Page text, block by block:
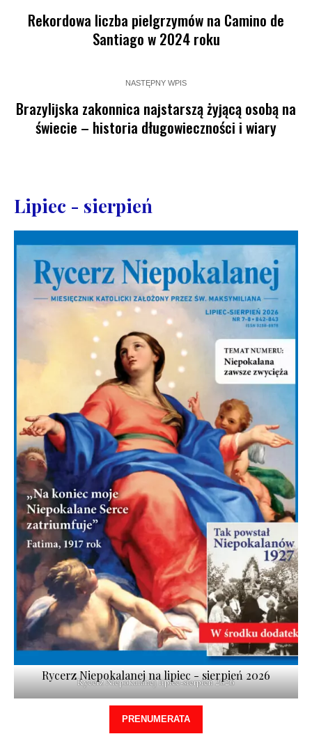
Rekordowa liczba pielgrzymów na Camino de
Santiago w 2024 roku
NASTĘPNY WPIS
Brazylijska zakonnica najstarszą żyjącą osobą na
świecie – historia długowieczności i wiary
Lipiec - sierpień
Rycerz Niepokalanej lipiec-sierpień 2026
Rycerz Niepokalanej na lipiec - sierpień 2026
PRENUMERATA